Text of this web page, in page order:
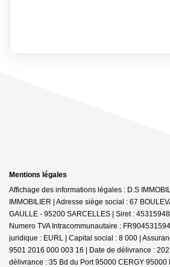
Mentions légales
Affichage des informations légales : D.S
IMMOBILIER | Adresse siège social : 67
GAULLE - 95200 SARCELLES | Siret :
Numero TVA Intracommunautaire :
juridique : EURL | Capital social : 8 000 |
9501 2016 000 003 16 | Date de délivrance :
délivrance : 35 Bd du Port 95000 CERGY 95000